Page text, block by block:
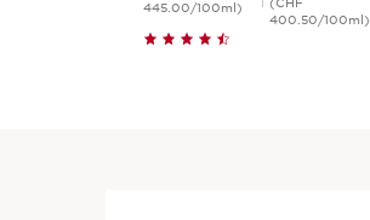
445.00/100ml)
400.50/100ml)
Schnellansicht